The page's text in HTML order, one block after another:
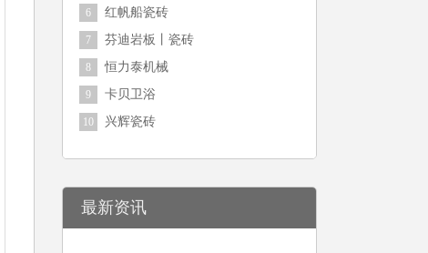
6 红帆船瓷砖
7 芬迪岩板丨瓷砖
8 恒力泰机械
9 卡贝卫浴
10 兴辉瓷砖
最新资讯